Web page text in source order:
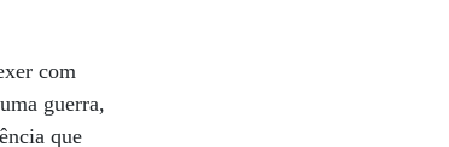
com
guerra,
que